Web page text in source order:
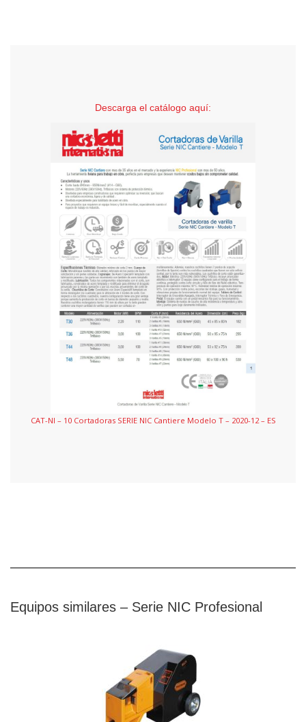
Descarga el catálogo aquí:
CAT-NI – 10 Cortadoras SERIE NIC Cantiere Modelo T – 2020-12 – ES
Equipos similares – Serie NIC Profesional